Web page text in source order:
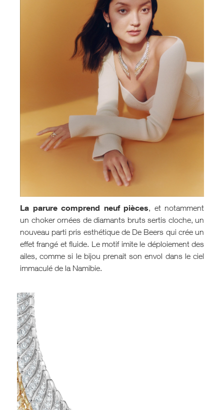
La parure comprend neuf pièces, et notamment
un choker ornées de diamants bruts sertis cloche, un
nouveau parti pris esthétique de De Beers qui crée un
effet frangé et fluide. Le motif imite le déploiement des
ailes, comme si le bijou prenait son envol dans le ciel
immaculé de la Namibie.